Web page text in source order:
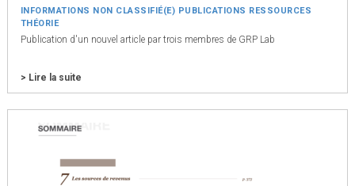
INFORMATIONS NON CLASSIFIÉ(E) PUBLICATIONS RESSOURCES
THÉORIE
Publication d'un nouvel article par trois membres de GRP Lab
> Lire la suite